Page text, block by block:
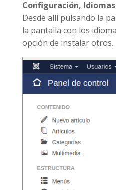
Configuración,
Desde allí pulsando la
la pantalla con los
opción de instalar otros.